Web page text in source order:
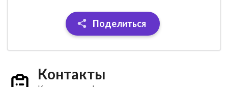
Поделиться
Контакты